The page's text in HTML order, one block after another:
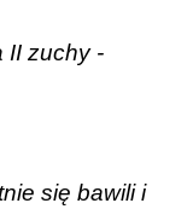
II zuchy -
się bawili i